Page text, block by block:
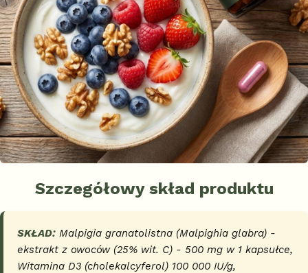
Szczegółowy skład produktu
SKŁAD: Malpigia granatolistna (Malpighia glabra) -
ekstrakt z owoców (25% wit. C) - 500 mg w 1 kapsułce,
Witamina D3 (cholekalcyferol) 100 000 IU/g,